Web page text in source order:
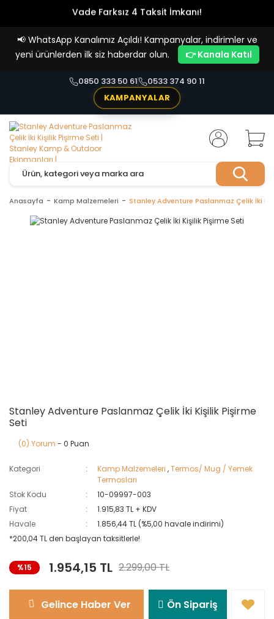
Vade Farksız 4 Taksit İmkanı!
📢 WhatsApp Kanalımız Açıldı! Kampanyalar, indirimler ve
yeni ürünlerden ilk siz haberdar olun.
👉 Kanala Katıl
0850 333 50 61
0533 374 90 11
KAMPANYALAR
Anasayfa Kamp Malzemeleri Stanley Adventure Paslanmaz Çelik İki
Stanley Adventure Paslanmaz Çelik İki Kişilik Pişirme
Seti
(0) Yorum - 0 Puan
Kategori Kamp Malzemeleri ,Termos/ Mug / Yemek
Termosları
Stok Kodu
10-09997-003
Fiyat
1.915,83 TL + KDV
Havale
1.856,44 TL (%5,00 havale indirimi)
*200,04 TL den başlayan taksitlerle!
%15 1.954,15 TL 2.299,00 TL
Gelince Haber Ver Ön Sipariş